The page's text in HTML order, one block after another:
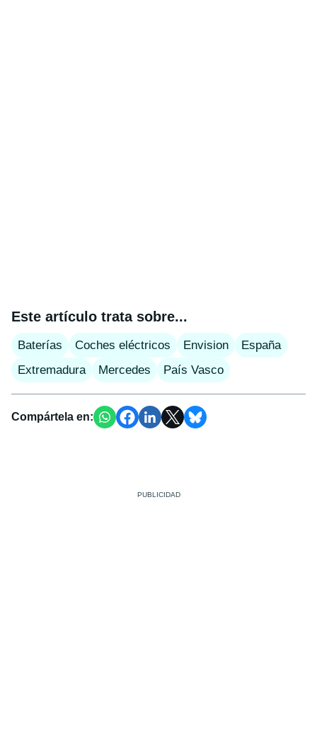
Este artículo trata sobre...
Baterías Coches eléctricos Envision
España
Extremadura
Mercedes País Vasco
Compártela en: